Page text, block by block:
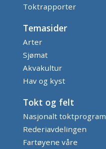
Toktrapporter
Temasider
Arter
Sjømat
Akvakultur
Hav og kyst
Tokt og felt
Nasjonalt toktprogram
Rederiavdelingen
Fartøyene våre